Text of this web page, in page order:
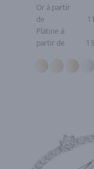
Or à partir
de
1
Platine à
partir de
1